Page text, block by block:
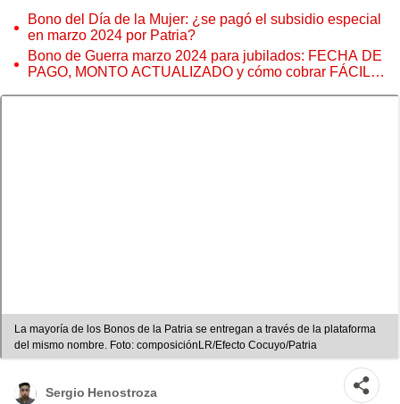
Bono del Día de la Mujer: ¿se pagó el subsidio especial
en marzo 2024 por Patria?
Bono de Guerra marzo 2024 para jubilados: FECHA DE
PAGO, MONTO ACTUALIZADO y cómo cobrar FÁCIL
La mayoría de los Bonos de la Patria se entregan a través de la plataforma
del mismo nombre. Foto: composiciónLR/Efecto Cocuyo/Patria
Sergio Henostroza